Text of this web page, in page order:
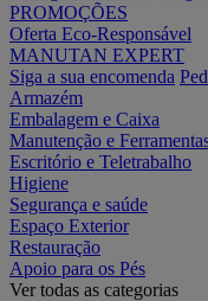
PROMOÇÕES
Oferta Eco-Responsável
MANUTAN EXPERT
Siga a sua encomenda
Armazém
Embalagem e Caixa
Manutenção e
Escritório e Teletrabalho
Higiene
Segurança e saúde
Espaço Exterior
Restauração
Apoio para os Pés
Ver todas as categorias